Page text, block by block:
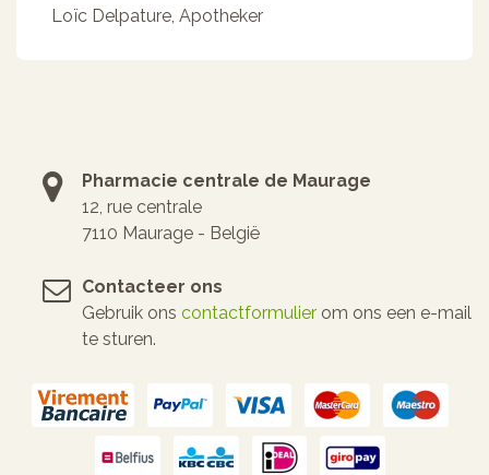
Loïc Delpature Apotheker
Pharmacie centrale de Maurage
12, rue centrale
7110 Maurage - België
Contacteer ons
Gebruik ons contactformulier om ons een e-mail
te sturen.